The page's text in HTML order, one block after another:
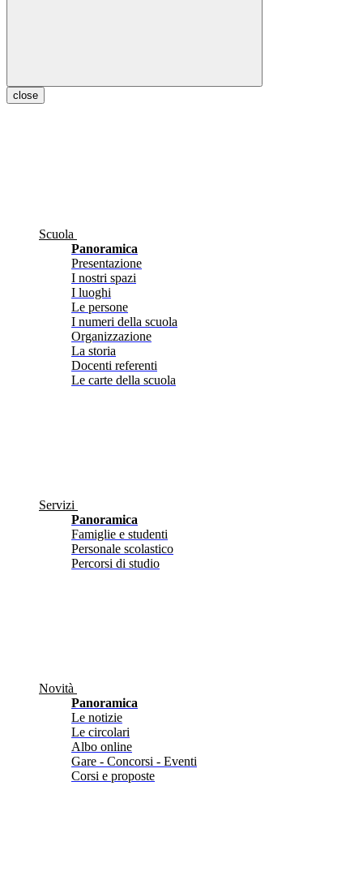
close
Scuola
Panoramica
Presentazione
I nostri spazi
I luoghi
Le persone
I numeri della scuola
Organizzazione
La storia
Docenti referenti
Le carte della scuola
Servizi
Panoramica
Famiglie e studenti
Personale scolastico
Percorsi di studio
Novità
Panoramica
Le notizie
Le circolari
Albo online
Gare - Concorsi - Eventi
Corsi e proposte